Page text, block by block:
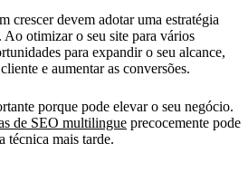
crescer devem adotar uma estratégia
. Ao otimizar o seu site para vários
para expandir o seu alcance,
e aumentar as conversões.
porque pode elevar o seu negócio.
de SEO multilingue precocemente pode
técnica mais tarde.